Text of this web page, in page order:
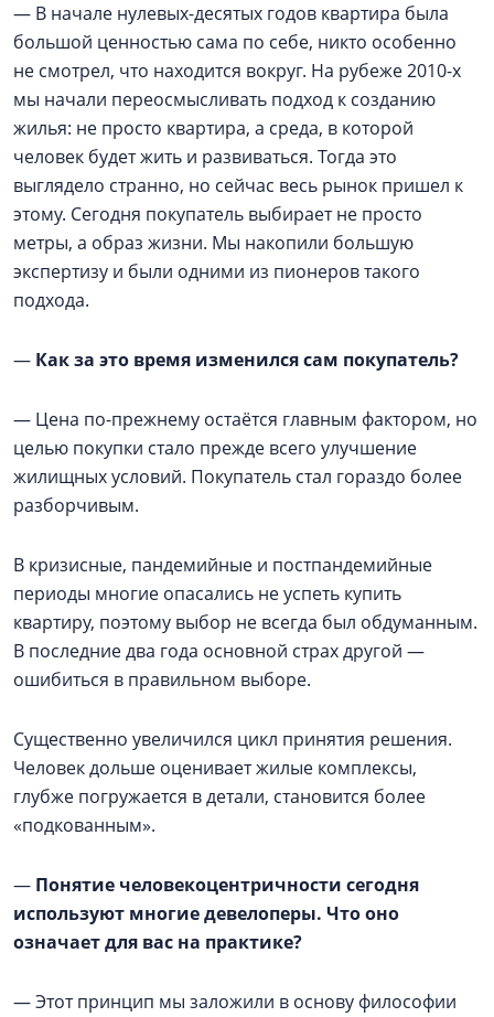
— В начале нулевых-десятых годов квартира была
большой ценностью сама по себе, никто особенно
не смотрел, что находится вокруг. На рубеже 2010-х
мы начали переосмысливать подход к созданию
жилья: не просто квартира, а среда, в которой
человек будет жить и развиваться. Тогда это
выглядело странно, но сейчас весь рынок пришел к
этому. Сегодня покупатель выбирает не просто
метры, а образ жизни. Мы накопили большую
экспертизу и были одними из пионеров такого
подхода.
— Как за это время изменился сам покупатель?
— Цена по-прежнему остаётся главным фактором, но
целью покупки стало прежде всего улучшение
жилищных условий. Покупатель стал гораздо более
разборчивым.
В кризисные, пандемийные и постпандемийные
периоды многие опасались не успеть купить
квартиру, поэтому выбор не всегда был обдуманным.
В последние два года основной страх другой —
ошибиться в правильном выборе.
Существенно увеличился цикл принятия решения.
Человек дольше оценивает жилые комплексы,
глубже погружается в детали, становится более
«подкованным».
— Понятие человекоцентричности сегодня
используют многие девелоперы. Что оно
означает для вас на практике?
— Этот принцип мы заложили в основу философии